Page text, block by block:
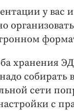
у вас
хранения
сети
с